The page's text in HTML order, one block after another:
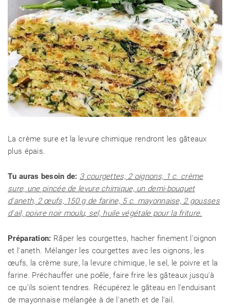
La crème sure et la levure chimique rendront les gâteaux
plus épais.
Tu auras besoin de: 3 courgettes, 2 oignons, 1 c. crème
sure, une pincée de levure chimique, un demi-bouquet
d'aneth, 2 œufs, 150 g de farine, 5 c. mayonnaise, 2 gousses
d'ail, poivre noir moulu, sel, huile végétale pour la friture.
Préparation: Râper les courgettes, hacher finement l'oignon
et l'aneth. Mélanger les courgettes avec les oignons, les
œufs, la crème sure, la levure chimique, le sel, le poivre et la
farine. Préchauffer une poêle, faire frire les gâteaux jusqu'à
ce qu'ils soient tendres. Récupérez le gâteau en l'enduisant
de mayonnaise mélangée à de l'aneth et de l'ail.